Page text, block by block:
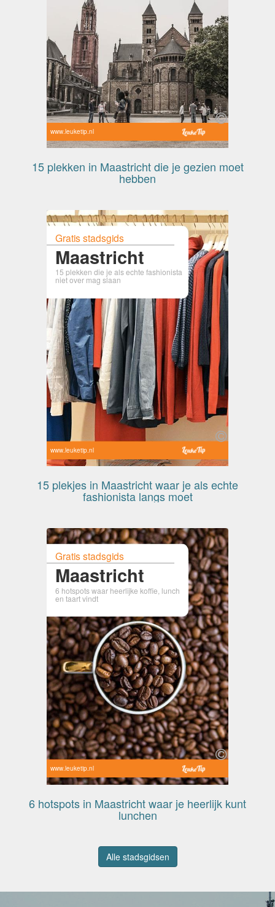
www.leuketip.nl
15 plekken in Maastricht die je gezien moet
hebben
Gratis stadsgids
Maastricht
15 plekken die je als echte fashionista
niet over mag slaan
www.leuketip.nl
15 plekjes in Maastricht waar je als echte
fashionista langs moet
Gratis stadsgids
Maastricht
6 hotspots waar heerlijke koffie, lunch
en taart vindt
www.leuketip.nl
6 hotspots in Maastricht waar je heerlijk kunt
lunchen
Alle stadsgidsen